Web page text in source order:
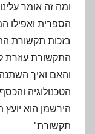
ומה זה אומר
הספרית ואפילו
בזכות תקשורת
התקשורת עוזרת
והאם ואיך
הטכנולוגיה
הירשמן הוא
תקשורת"